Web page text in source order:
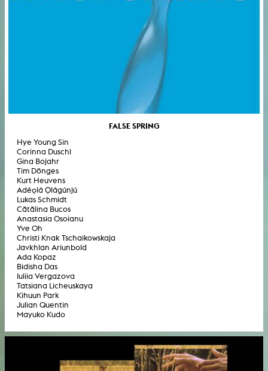
FALSE SPRING
Hye Young Sin
Corinna Duschl
Gina Bojahr
Tim Dönges
Kurt Heuvens
Adéọlá Ọlágúnjú
Lukas Schmidt
Cătălina Bucos
Anastasia Osoianu
Yve Oh
Christi Knak Tschaikowskaja
Javkhlan Ariunbold
Ada Kopaz
Bidisha Das
Iuliia Vergazova
Tatsiana Licheuskaya
Kihuun Park
Julian Quentin
Mayuko Kudo